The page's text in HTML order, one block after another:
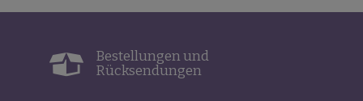
Bestellungen und
Rücksendungen